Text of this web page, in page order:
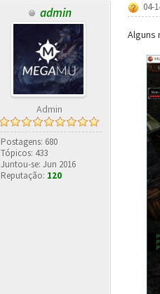
admin
Admin
Postagens: 680
Tópicos: 433
Juntou-se: Jun 2016
Reputação: 120
04-
Alguns